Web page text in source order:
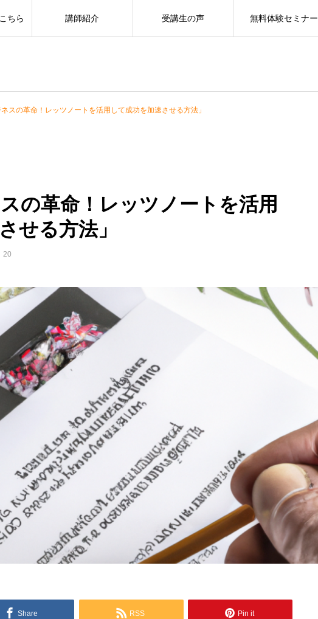
ちら 講師紹介 受講生の声 無料体験セミナー
ネスの革命！レッツノートを活用して成功を加速させる方法」
の革命！レッツノートを活用
せる方法」
20
Share RSS Pin it